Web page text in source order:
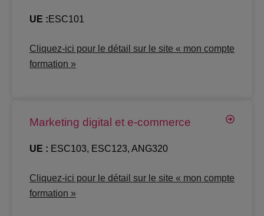
UE : ESC101
Cliquez-ici pour le détail sur le site « mon compte
formation »
Marketing digital et e-commerce
UE : ESC103, ESC123, ANG320
Cliquez-ici pour le détail sur le site « mon compte
formation »